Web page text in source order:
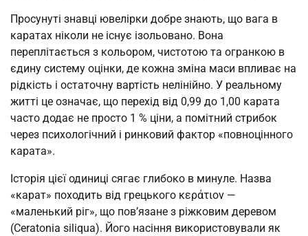
Просунуті знавці ювелірки добре знають, що вага в
каратах ніколи не існує ізольовано. Вона
переплітається з кольором, чистотою та огранкою в
єдину систему оцінки, де кожна зміна маси впливає на
рідкість і остаточну вартість нелінійно. У реальному
житті це означає, що перехід від 0,99 до 1,00 карата
часто додає не просто 1 % ціни, а помітний стрибок
через психологічний і ринковий фактор «повноцінного
карата».
Історія цієї одиниці сягає глибоко в минуле. Назва
«карат» походить від грецького κεράτιον —
«маленький ріг», що пов’язане з ріжковим деревом
(Ceratonia siliqua). Його насіння використовували як